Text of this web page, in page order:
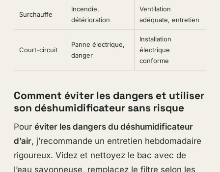
Surchauffe
Incendie,
détérioration
Ventilation
adéquate, entretien
Court-circuit
Panne électrique,
danger
Installation
électrique
conforme
Comment éviter les dangers et utiliser
son déshumidificateur sans risque
Pour éviter les dangers du déshumidificateur
d’air, j’recommande un entretien hebdomadaire
rigoureux. Videz et nettoyez le bac avec de
l’eau savonneuse, remplacez le filtre selon les